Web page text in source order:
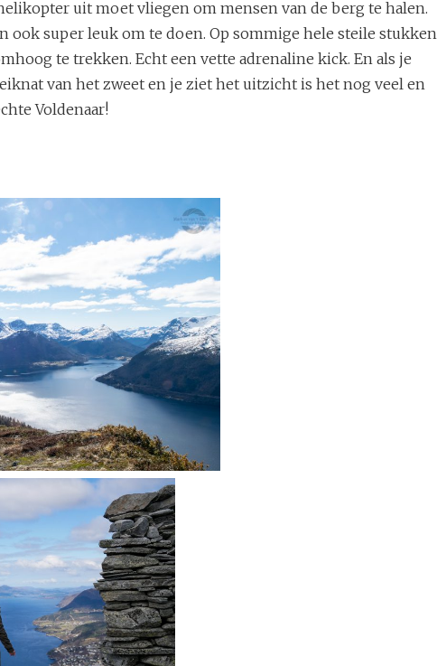
uit moet vliegen om mensen van de berg te halen.
ook super leuk om te doen. Op sommige hele steile stukken
te trekken. Echt een vette adrenaline kick. En als je
van het zweet en je ziet het uitzicht is het nog veel en
Voldenaar!